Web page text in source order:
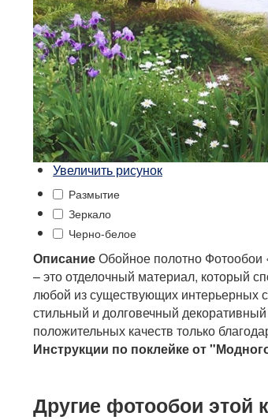
Увеличить рисунок
Размытие
Зеркало
Черно-белое
ОписаниеОбойное полотно
– это отделочный материал, который
любой из существующих интерьерных
стильный и долговечный
положительных качеств только
Инструкции по поклейке от
Другие фотообои этой